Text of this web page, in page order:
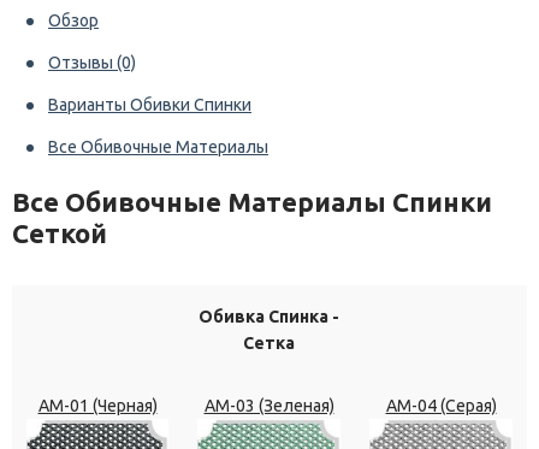
Обзор
Отзывы (0)
Варианты Обивки Спинки
Все Обивочные Материалы
Все Обивочные Материалы Спинки
Сеткой
Обивка Спинка -
Сетка
АМ-01 (Черная) АМ-03 (Зеленая) АМ-04 (Серая)